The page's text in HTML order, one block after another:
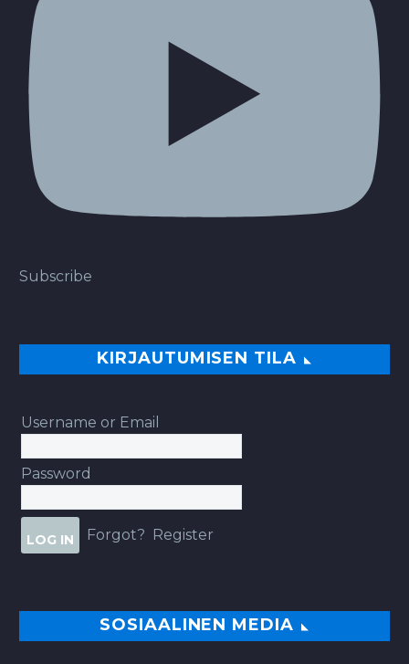
Subscribe
KIRJAUTUMISEN TILA
Username or Email
Password
Forgot? Register
SOSIAALINEN MEDIA